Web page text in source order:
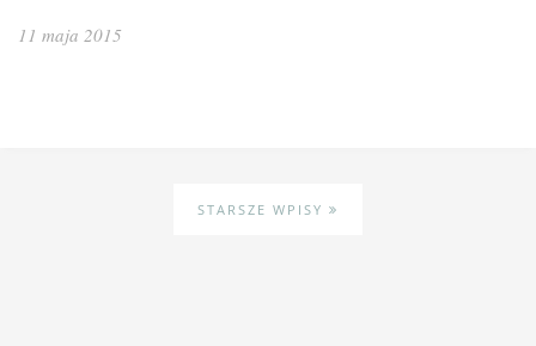
11 maja 2015
STARSZE WPISY